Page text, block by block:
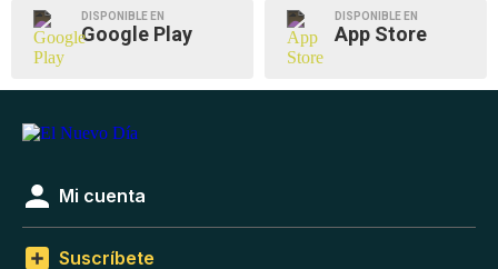
DISPONIBLE EN
Google Play
DISPONIBLE EN
App Store
Mi cuenta
Suscríbete